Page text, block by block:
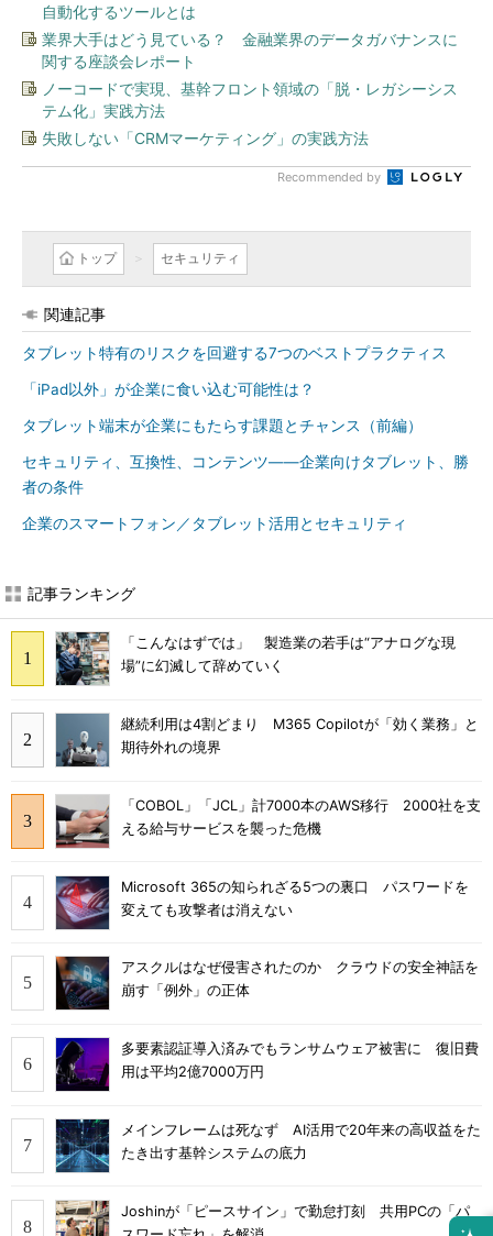
自動化するツールとは
業界大手はどう見ている？ 金融業界のデータガバナンスに
関する座談会レポート
ノーコードで実現、基幹フロント領域の「脱・レガシーシス
テム化」実践方法
失敗しない「CRMマーケティング」の実践方法
Recommended by
トップ セキュリティ
関連記事
タブレット特有のリスクを回避する7つのベストプラクティス
「iPad以外」が企業に食い込む可能性は？
タブレット端末が企業にもたらす課題とチャンス（前編）
セキュリティ、互換性、コンテンツ――企業向けタブレット、勝
者の条件
企業のスマートフォン／タブレット活用とセキュリティ
記事ランキング
「こんなはずでは」 製造業の若手は“アナログな現
場”に幻滅して辞めていく
継続利用は4割どまり M365 Copilotが「効く業務」と
期待外れの境界
「COBOL」「JCL」計7000本のAWS移行 2000社を支
える給与サービスを襲った危機
Microsoft 365の知られざる5つの裏口 パスワードを
変えても攻撃者は消えない
アスクルはなぜ侵害されたのか クラウドの安全神話を
崩す「例外」の正体
多要素認証導入済みでもランサムウェア被害に 復旧費
用は平均2億7000万円
メインフレームは死なず AI活用で20年来の高収益をた
たき出す基幹システムの底力
Joshinが「ピースサイン」で勤怠打刻 共用PCの「パ